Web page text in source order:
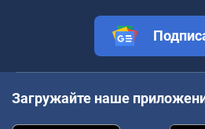
Загружайте наше